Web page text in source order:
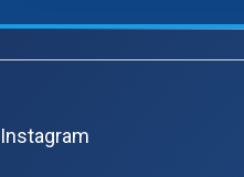
Z
Instagram